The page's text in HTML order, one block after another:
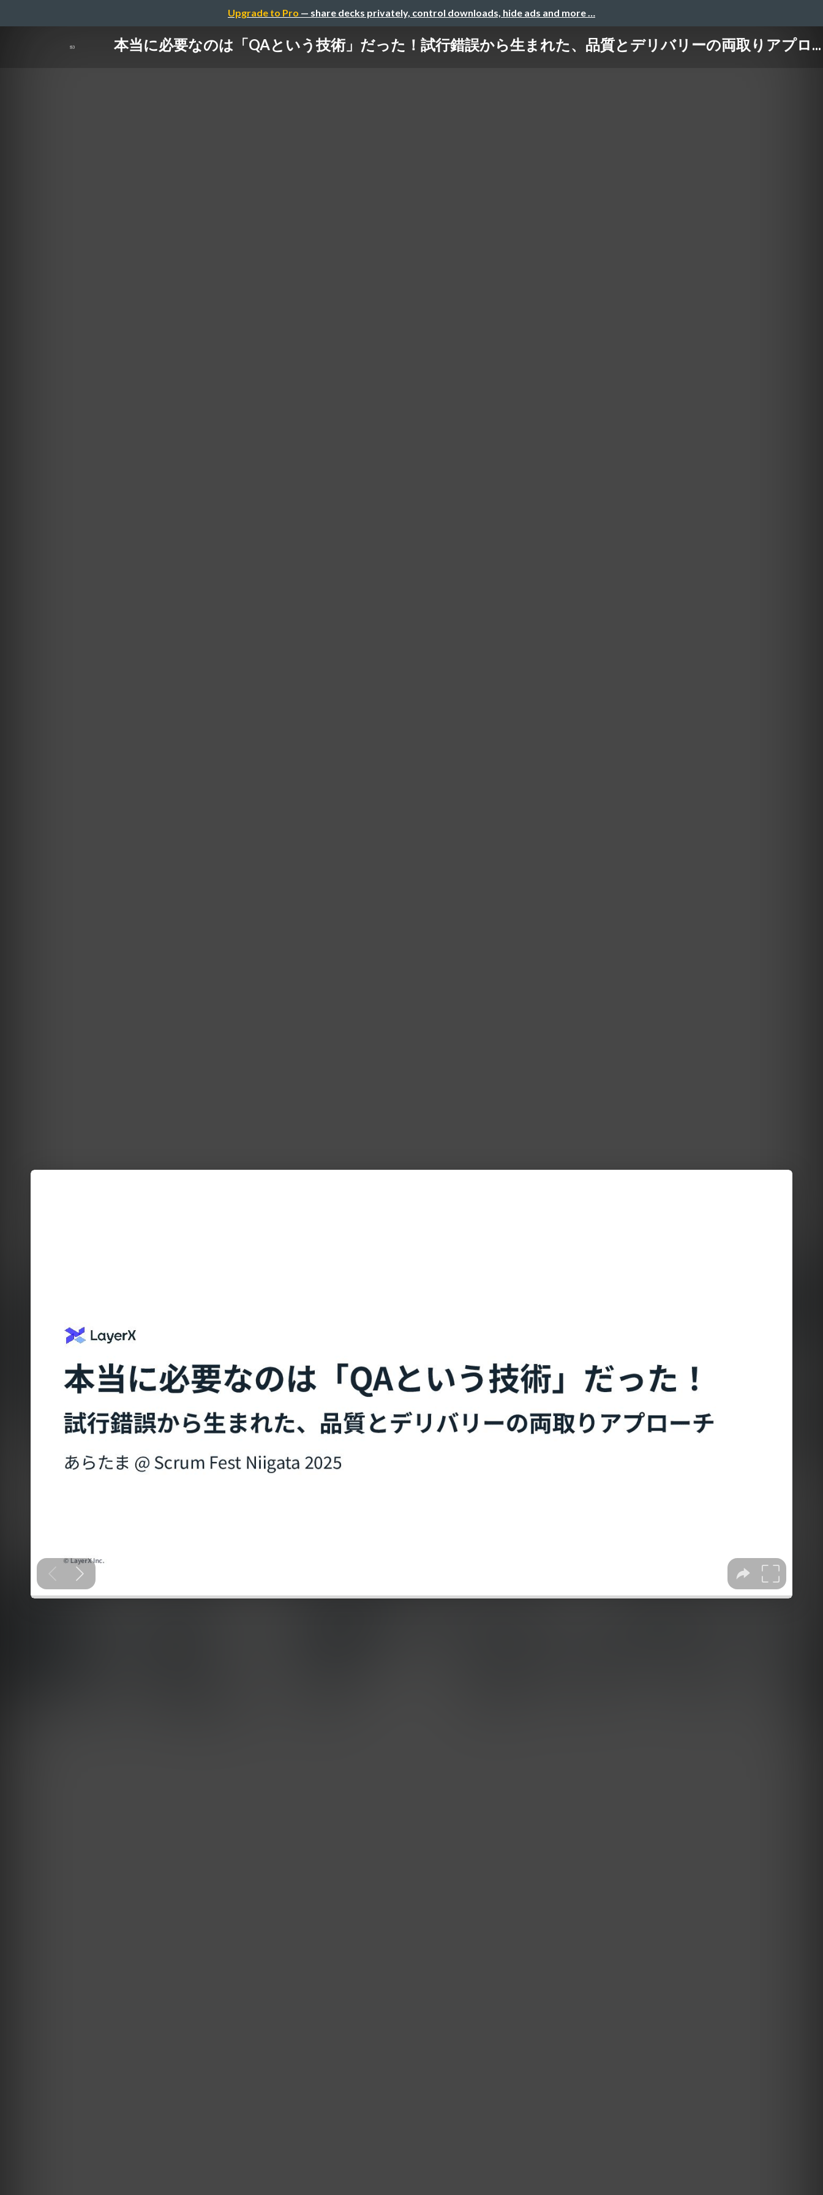
Upgrade to Pro — share decks privately, control downloads, hide ads and more …
本当に必要なのは「QAという技術」だった！試行錯誤から生まれた、品質とデリバリーの両取りアプロ...